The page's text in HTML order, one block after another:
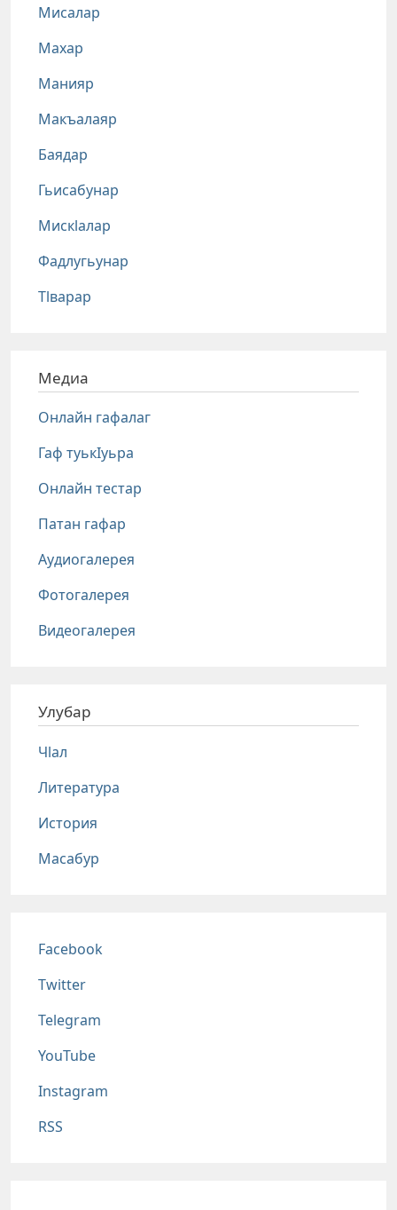
Мисалар
Махар
Манияр
Макъалаяр
Баядар
Гьисабунар
Мискlалар
Фадлугьунар
Тlварар
Медиа
Онлайн гафалаг
Гаф туькIуьра
Онлайн тестар
Патан гафар
Аудиогалерея
Фотогалерея
Видеогалерея
Улубар
Чlал
Литература
История
Масабур
Соц сети
Facebook
Twitter
Telegram
YouTube
Instagram
RSS